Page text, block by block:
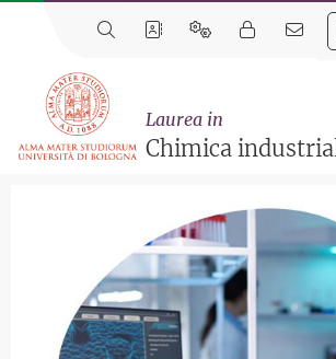
Laurea in
Chimica